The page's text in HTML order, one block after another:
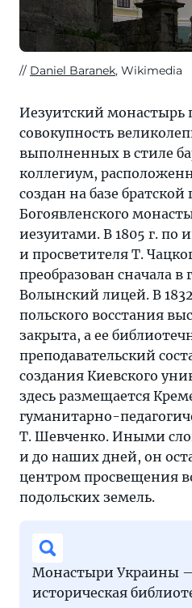
Daniel Baranek, Wikimedia
Иезуитский монастырь
совокупность
выполненных в стиле
коллегиум,
создан на базе
Богоявленского
иезуитами. В 1805 г. по
и просветителя Т.
преобразован сначала
Волынский лицей. В
польского восстания
закрыта, а ее
преподавательский
создания Киевского
здесь размещается
гуманитарно-
Т. Шевченко. Иными
и до наших дней, он
центром просвещения
подольских земель.
Монастыри Украины —
историческая